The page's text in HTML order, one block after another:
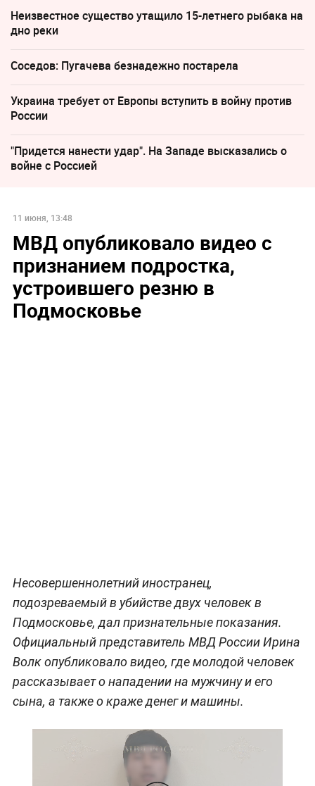
Неизвестное существо утащило 15-летнего рыбака на
дно реки
Соседов: Пугачева безнадежно постарела
Украина требует от Европы вступить в войну против
России
"Придется нанести удар". На Западе высказались о
войне с Россией
11 июня, 13:48
МВД опубликовало видео с
признанием подростка,
устроившего резню в
Подмосковье
Несовершеннолетний иностранец,
подозреваемый в убийстве двух человек в
Подмосковье, дал признательные показания.
Официальный представитель МВД России Ирина
Волк опубликовало видео, где молодой человек
рассказывает о нападении на мужчину и его
сына, а также о краже денег и машины.